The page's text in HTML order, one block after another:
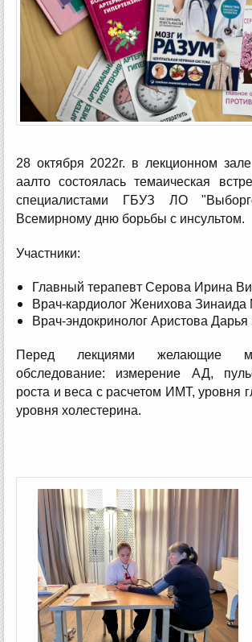
28 октября 2022г. в лекционном
аалто состоялась темаическая
специалистами ГБУЗ ЛО
Всемирному дню борьбы с инсультом.
Участники:
Главный терапевт Серова Ирина
Врач-кардиолог Женихова Зинаида
Врач-эндокринолог Аристова
Перед лекциями желающие
обследование: измерение АД,
роста и веса с расчетом ИМТ, уровня
уровня холестерина.